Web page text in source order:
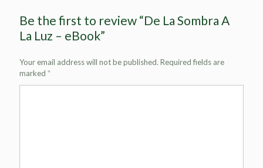
Be the first to review “De La Sombra A
La Luz – eBook”
Your email address will not be published. Required fields are
marked *